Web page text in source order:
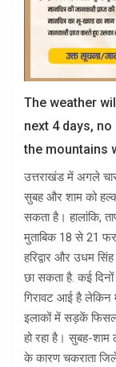
The weather
next 4 days,
the mountains
उत्तराखंड में अगले
सुबह और शाम को हल्का
सकता है। हालांकि,
मुताबिक 18 से 21
हरिद्वार और उधम
छा सकता है. कई दिनों
गिरावट आई है लेकिन
इलाकों में सड़कें
हो रहा है। सुबह-शाम
के कारण चकराता जिले